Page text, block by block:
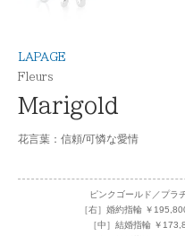
LAPAGE
Fleurs
Marigold
花言葉：信頼/可憐な愛情
ピンクゴールド／プラ
［右］婚約指輪 ￥
［中］結婚指輪 ￥